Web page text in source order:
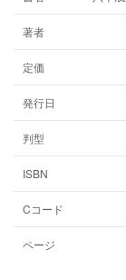
著者
定価
発行日
判型
ISBN
Cコード
ページ